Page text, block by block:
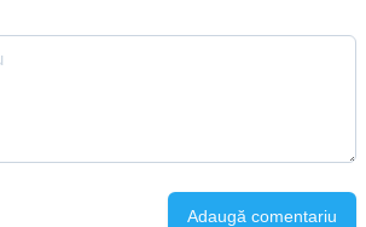
Adaugă comentariu